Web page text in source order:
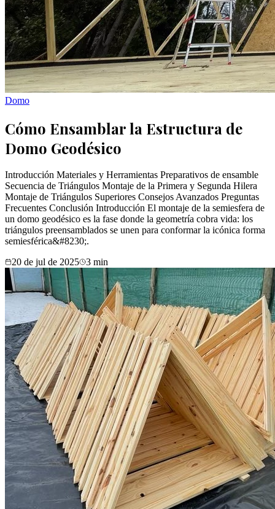
Domo
Cómo Ensamblar la Estructura de
Domo Geodésico
Introducción Materiales y Herramientas Preparativos de ensamble
Secuencia de Triángulos Montaje de la Primera y Segunda Hilera
Montaje de Triángulos Superiores Consejos Avanzados Preguntas
Frecuentes Conclusión Introducción El montaje de la semiesfera de
un domo geodésico es la fase donde la geometría cobra vida: los
triángulos preensamblados se unen para conformar la icónica forma
semiesférica&#8230;.
20 de jul de 2025
3 min